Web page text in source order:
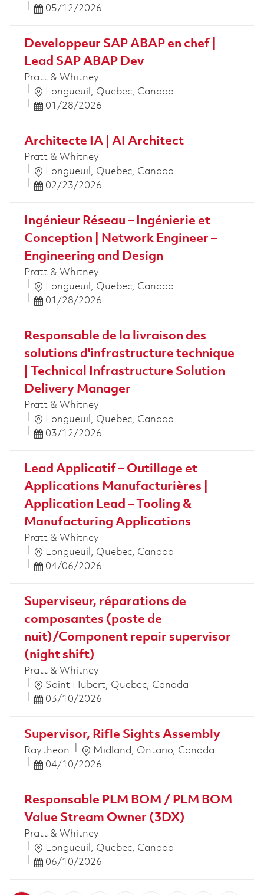
Posted Date
05/12/2026
Developpeur SAP ABAP en chef |
Lead SAP ABAP Dev
Pratt & Whitney
Ort Longueuil, Quebec, Canada
Posted Date
01/28/2026
Architecte IA | AI Architect
Pratt & Whitney
Ort Longueuil, Quebec, Canada
Posted Date
02/23/2026
Ingénieur Réseau – Ingénierie et
Conception | Network Engineer –
Engineering and Design
Pratt & Whitney
Ort Longueuil, Quebec, Canada
Posted Date
01/28/2026
Responsable de la livraison des
solutions d'infrastructure technique
| Technical Infrastructure Solution
Delivery Manager
Pratt & Whitney
Ort Longueuil, Quebec, Canada
Posted Date
03/12/2026
Lead Applicatif – Outillage et
Applications Manufacturières |
Application Lead – Tooling &
Manufacturing Applications
Pratt & Whitney
Ort Longueuil, Quebec, Canada
Posted Date
04/06/2026
Superviseur, réparations de
composantes (poste de
nuit)/Component repair supervisor
(night shift)
Pratt & Whitney
OrtSaint Hubert, Quebec, Canada
Posted Date
03/10/2026
Supervisor, Rifle Sights Assembly
Raytheon OrtMidland, Ontario, Canada
Posted Date
04/10/2026
Responsable PLM BOM / PLM BOM
Value Stream Owner (3DX)
Pratt & Whitney
Ort Longueuil, Quebec, Canada
Posted Date
06/10/2026